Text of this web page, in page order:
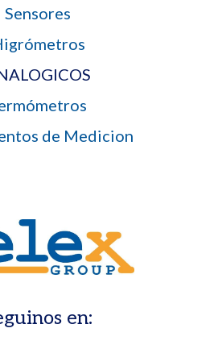
Sensores
de Medicion
en: